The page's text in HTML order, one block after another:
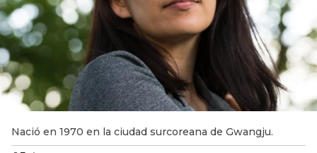
Nació en 1970 en la ciudad surcoreana de Gwangju.